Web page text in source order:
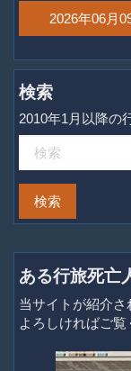
2026年06月
検索
2010年1月以降の
ある行旅死亡
当サイトが紹介さ
よろしければご覧